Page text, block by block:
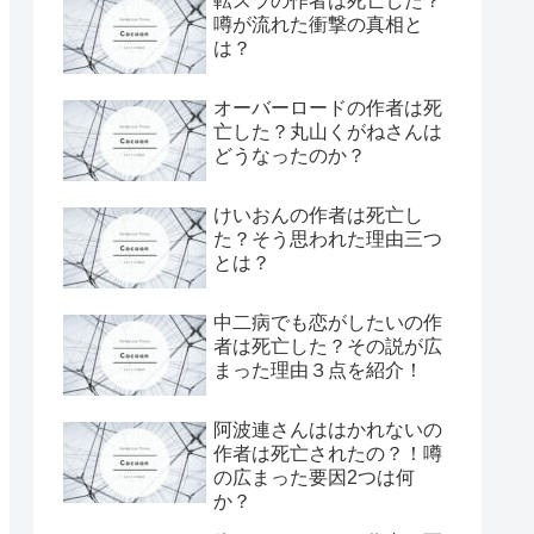
噂が流れた衝撃の真相と
は？
オーバーロードの作者は死
亡した？丸山くがねさんは
どうなったのか？
けいおんの作者は死亡し
た？そう思われた理由三つ
とは？
中二病でも恋がしたいの作
者は死亡した？その説が広
まった理由３点を紹介！
阿波連さんははかれないの
作者は死亡されたの？！噂
の広まった要因2つは何
か？